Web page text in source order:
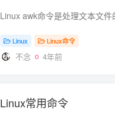
Linux Linux命令
不念 4年前
Linux常用命令